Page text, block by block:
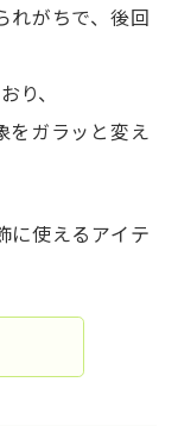
れがちで、後回
り、
をガラッと変え
に使えるアイテ